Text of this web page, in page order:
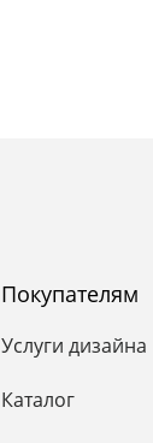
Покупателям
Услуги дизайна
Каталог